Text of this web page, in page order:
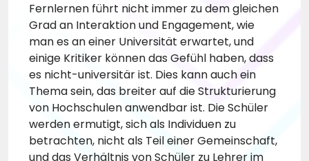
Fernlernen führt nicht immer zu dem gleichen
Grad an Interaktion und Engagement, wie
man es an einer Universität erwartet, und
einige Kritiker können das Gefühl haben, dass
es nicht-universitär ist. Dies kann auch ein
Thema sein, das breiter auf die Strukturierung
von Hochschulen anwendbar ist. Die Schüler
werden ermutigt, sich als Individuen zu
betrachten, nicht als Teil einer Gemeinschaft,
und das Verhältnis von Schüler zu Lehrer im